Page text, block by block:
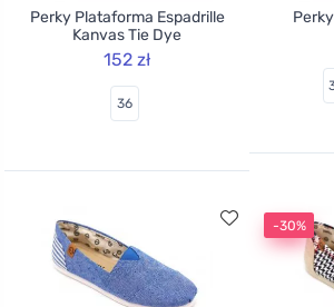
Perky Plataforma Espadrille
Kanvas Tie Dye
152 zł
36
-30%